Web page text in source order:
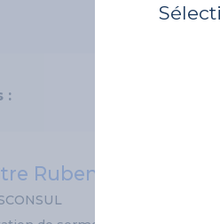
:
Ruben MENDES